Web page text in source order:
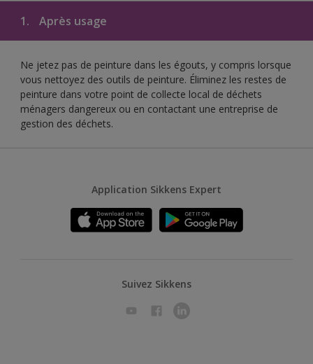
1. Après usage
Ne jetez pas de peinture dans les égouts, y compris lorsque
vous nettoyez des outils de peinture. Éliminez les restes de
peinture dans votre point de collecte local de déchets
ménagers dangereux ou en contactant une entreprise de
gestion des déchets.
Application Sikkens Expert
Suivez Sikkens